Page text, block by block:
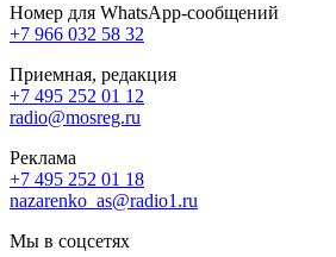
Номер для WhatsApp-сообщений
+7 966 032 58 32
Приемная, редакция
+7 495 252 01 12
radio@mosreg.ru
Реклама
+7 495 252 01 18
nazarenko_as@radio1.ru
Мы в соцсетях